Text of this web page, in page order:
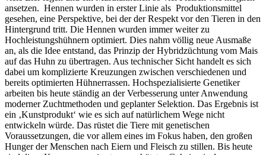
ansetzen. Hennen wurden in erster Linie als Produktionsmittel
gesehen, eine Perspektive, bei der der Respekt vor den Tieren in den
Hintergrund tritt. Die Hennen wurden immer weiter zu
Hochleistungshühnern optimiert. Dies nahm völlig neue Ausmaße
an, als die Idee entstand, das Prinzip der Hybridzüchtung vom Mais
auf das Huhn zu übertragen. Aus technischer Sicht handelt es sich
dabei um komplizierte Kreuzungen zwischen verschiedenen und
bereits optimierten Hühnerrassen. Hochspezialisierte Genetiker
arbeiten bis heute ständig an der Verbesserung unter Anwendung
moderner Zuchtmethoden und geplanter Selektion. Das Ergebnis ist
ein ‚Kunstprodukt‘ wie es sich auf natürlichem Wege nicht
entwickeln würde. Das rüstet die Tiere mit genetischen
Voraussetzungen, die vor allem eines im Fokus haben, den großen
Hunger der Menschen nach Eiern und Fleisch zu stillen. Bis heute